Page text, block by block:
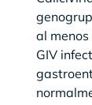
al
GIV